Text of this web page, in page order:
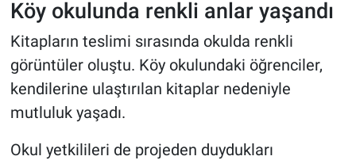
Köy okulunda renkli anlar yaşandı
Kitapların teslimi sırasında okulda renkli
görüntüler oluştu. Köy okulundaki öğrenciler,
kendilerine ulaştırılan kitaplar nedeniyle
mutluluk yaşadı.
Okul yetkilileri de projeden duydukları